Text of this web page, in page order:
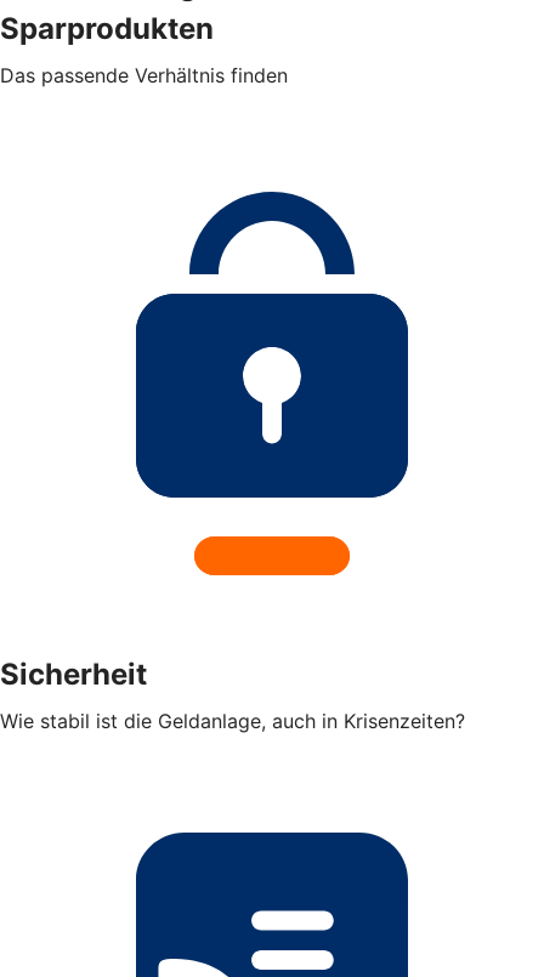
Sparprodukten
Das passende Verhältnis finden
Sicherheit
Wie stabil ist die Geldanlage, auch in Krisenzeiten?